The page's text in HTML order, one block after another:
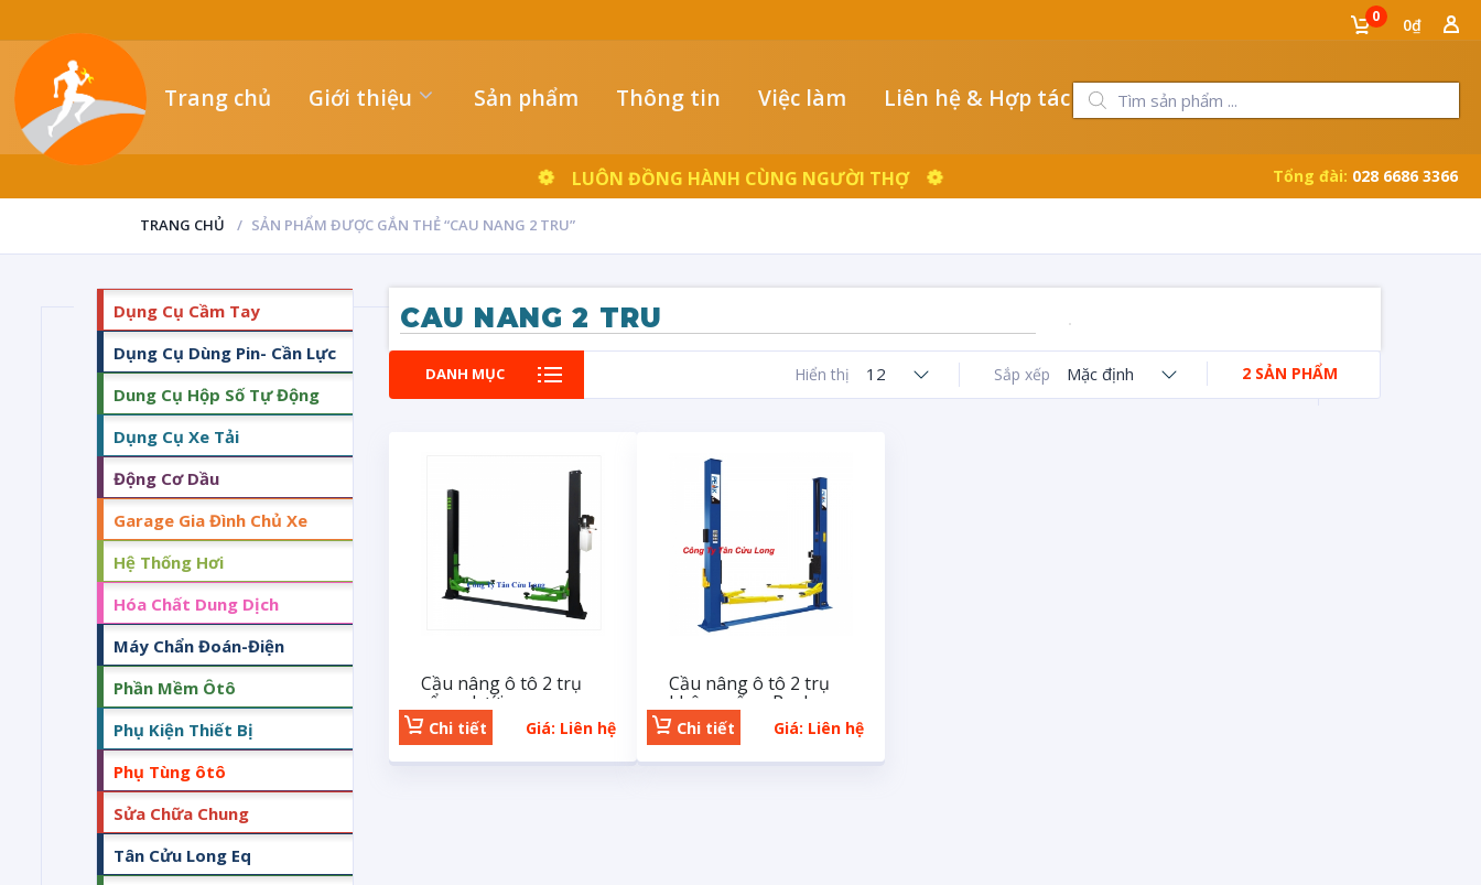
0 0₫
Trang chủ Giới thiệu Sản phẩm Thông tin Việc làm Liên hệ & Hợp tác
LUÔN ĐỒNG HÀNH CÙNG NGƯỜI THỢ Tổng đài: 028 6686 3366
TRANG CHỦ SẢN PHẨM ĐƯỢC GẮN THẺ “CAU NANG 2 TRU”
Dụng Cụ Cầm Tay
Dụng Cụ Dùng Pin- Cần Lực
Dung Cụ Hộp Số Tự Động
Dụng Cụ Xe Tải
Động Cơ Dầu
Garage Gia Đình Chủ Xe
Hệ Thống Hơi
Hóa Chất Dung Dịch
Máy Chẩn Đoán-Điện
Phần Mềm Ôtô
Phụ Kiện Thiết Bị
Phụ Tùng ôtô
Sửa Chữa Chung
Tân Cửu Long Eq
CAU NANG 2 TRU
DANH MỤC 2 SẢN PHẨM
Sắp xếp Mặc định
Hiển thị 12
Cầu nâng ô tô 2 trụ
cổng dưới
Giá: Liên hệ
Chi tiết
Cầu nâng ô tô 2 trụ
không cổng Peak
Giá: Liên hệ
Chi tiết